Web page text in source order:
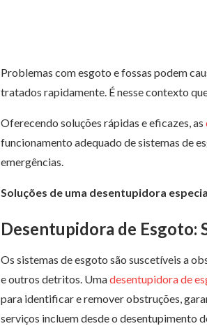
Problemas com esgoto e fossas podem
tratados rapidamente. É nesse contexto
Oferecendo soluções rápidas e eficazes, as
funcionamento adequado de sistemas de
emergências.
Soluções de uma desentupidora
Desentupidora de Esgoto:
Os sistemas de esgoto são suscetíveis a
e outros detritos. Umadesentupidora de
para identificar e remover obstruções,
serviços incluem desde o desentupimento